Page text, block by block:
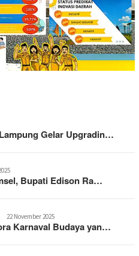
Gelar Upgradin…
Bupati Edison Ra…
22 November 2025
Karnaval Budaya yan…